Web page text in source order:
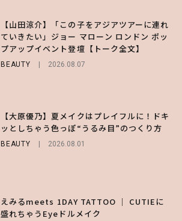
【山田涼介】「この子をアジアツアーに連れ
ていきたい」ジョー マローン ロンドン ポッ
プアップイベント登壇【トーク全文】
BEAUTY 2026.08.07
【大原優乃】夏メイクはプレイフルに！ドキ
ッとしちゃう色っぽ“うるみ目”のつくり方
BEAUTY 2026.08.01
えみるmeets 1DAY TATTOO ｜ CUTIEに
盛れちゃうEyeドルメイク
【森香澄】理想のスタイルはどう作る？体型
キープの秘訣や夏の過ごし方など独占インタ
ビュー！
ENTERTAINMENT 2026.07.31
る⁉ 39店舗限定『My フルーツ³ フラペチー
ノ®』を徹底レポ♡
【SNIDEL】長濱ねるとロマンティックトラ
ッドな秋はじめ｜2026秋の新作コーデ4選
【谷まりあ】夏は“シアースカート”でさり
げなく肌見せ！透け感のニュアンスを楽しめ
るマストハブアイテム4選
FASHION 2026.07.19
第1弾の気になるメニュー＆限定グッズを総
チェック！
【夏ヘアのくずれ・うねりに】ヘアメイク夢
月直伝♡ ドライシャンプー「バティスト」